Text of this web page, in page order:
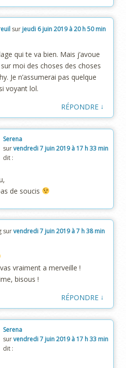
sur jeudi 6 juin 2019 à 20 h 50 min
qui te va bien. Mais j’avoue
sur moi des choses des choses
Je n’assumerai pas quelque
voyant lol.
RÉPONDRE ↓
Serena
survendredi 7 juin 2019 à 17 h 33 min
dit :
de soucis
survendredi 7 juin 2019 à 7 h 38 min
vraiment a merveille !
bisous !
RÉPONDRE ↓
Serena
survendredi 7 juin 2019 à 17 h 33 min
dit :